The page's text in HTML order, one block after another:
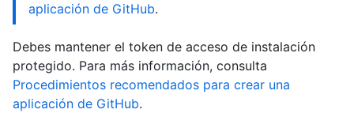
aplicación de GitHub.
Debes mantener el token de acceso de instalación
protegido. Para más información, consulta
Procedimientos recomendados para crear una
aplicación de GitHub.